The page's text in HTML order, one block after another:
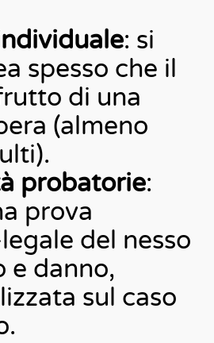
: si
spesso che il
di una
(almeno
probatorie:
prova
del nesso
e danno,
sul caso